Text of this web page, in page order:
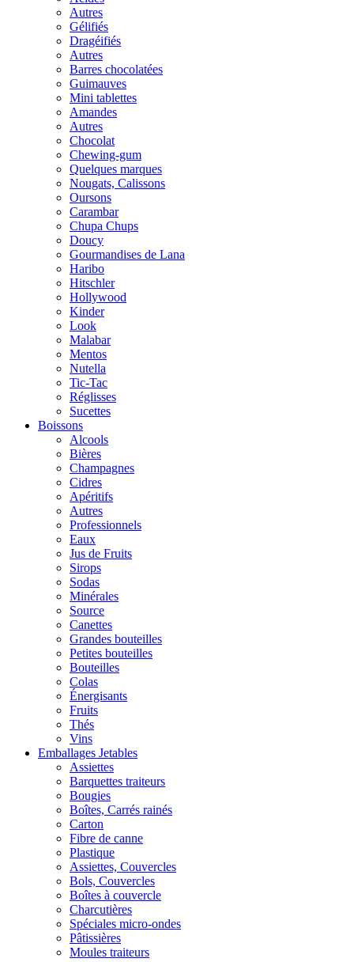
Autres
Gélifiés
Dragéifiés
Autres
Barres chocolatées
Guimauves
Mini tablettes
Amandes
Autres
Chocolat
Chewing-gum
Quelques marques
Nougats, Calissons
Oursons
Carambar
Chupa Chups
Doucy
Gourmandises de Lana
Haribo
Hitschler
Hollywood
Kinder
Look
Malabar
Mentos
Nutella
Tic-Tac
Réglisses
Sucettes
Boissons
Alcools
Bières
Champagnes
Cidres
Apéritifs
Autres
Professionnels
Eaux
Jus de Fruits
Sirops
Sodas
Minérales
Source
Canettes
Grandes bouteilles
Petites bouteilles
Bouteilles
Colas
Énergisants
Fruits
Thés
Vins
Emballages Jetables
Assiettes
Barquettes traiteurs
Bougies
Boîtes, Carrés rainés
Carton
Fibre de canne
Plastique
Assiettes, Couvercles
Bols, Couvercles
Boîtes à couvercle
Charcutières
Spéciales micro-ondes
Pâtissières
Moules traiteurs